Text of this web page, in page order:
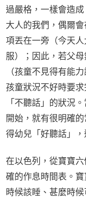
過嚴格，一樣會造
大人的我們，偶爾
項丟在一旁（今天
服）；因此，若父
（孩童不見得有能
孩童狀況不好時要
「不聽話」的狀況
開始，就有很明確
得幼兒「好聽話」
在以色列，從寶寶
確的作息時間表。
時候該睡、甚麼時